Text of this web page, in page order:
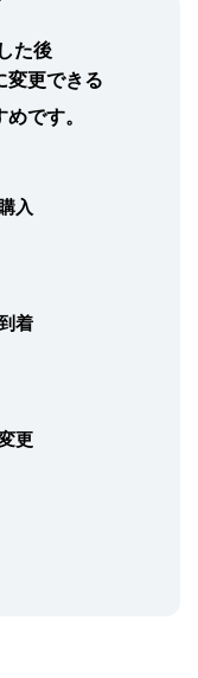
た後
変更できる
です。
入
着
更